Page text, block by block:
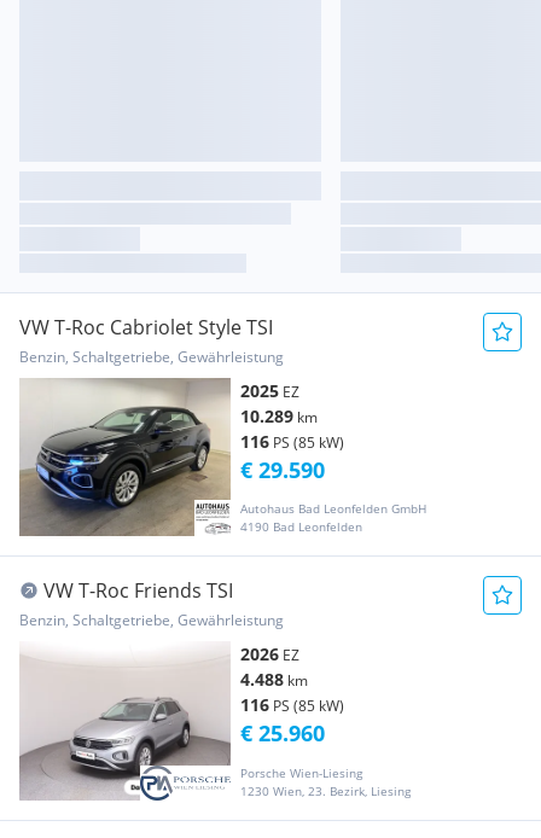
VW T-Roc Cabriolet Style TSI
Benzin, Schaltgetriebe, Gewährleistung
2025 EZ
10.289 km
116 PS (85 kW)
Autohaus Bad Leonfelden GmbH
4190 Bad Leonfelden
€ 29.590
VW T-Roc Friends TSI
Benzin, Schaltgetriebe, Gewährleistung
2026 EZ
4.488 km
116 PS (85 kW)
Porsche Wien-Liesing
1230 Wien, 23. Bezirk, Liesing
€ 25.960